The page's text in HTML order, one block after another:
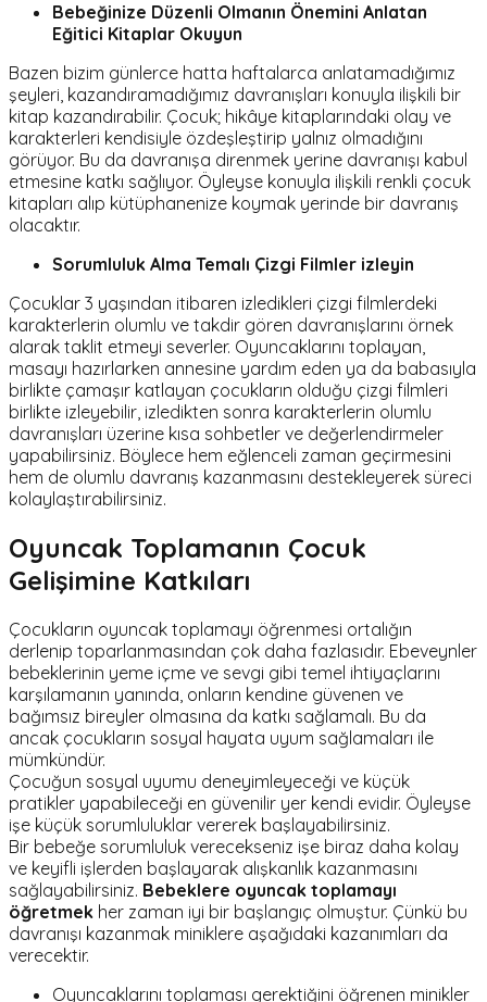
Bebeğinize Düzenli Olmanın Önemini Anlatan
Eğitici Kitaplar Okuyun
Bazen bizim günlerce hatta haftalarca anlatamadığımız
şeyleri, kazandıramadığımız davranışları konuyla ilişkili bir
kitap kazandırabilir. Çocuk; hikâye kitaplarındaki olay ve
karakterleri kendisiyle özdeşleştirip yalnız olmadığını
görüyor. Bu da davranışa direnmek yerine davranışı kabul
etmesine katkı sağlıyor. Öyleyse konuyla ilişkili renkli çocuk
kitapları alıp kütüphanenize koymak yerinde bir davranış
olacaktır.
Sorumluluk Alma Temalı Çizgi Filmler izleyin
Çocuklar 3 yaşından itibaren izledikleri çizgi filmlerdeki
karakterlerin olumlu ve takdir gören davranışlarını örnek
alarak taklit etmeyi severler. Oyuncaklarını toplayan,
masayı hazırlarken annesine yardım eden ya da babasıyla
birlikte çamaşır katlayan çocukların olduğu çizgi filmleri
birlikte izleyebilir, izledikten sonra karakterlerin olumlu
davranışları üzerine kısa sohbetler ve değerlendirmeler
yapabilirsiniz. Böylece hem eğlenceli zaman geçirmesini
hem de olumlu davranış kazanmasını destekleyerek süreci
kolaylaştırabilirsiniz.
Oyuncak Toplamanın Çocuk
Gelişimine Katkıları
Çocukların oyuncak toplamayı öğrenmesi ortalığın
derlenip toparlanmasından çok daha fazlasıdır. Ebeveynler
bebeklerinin yeme içme ve sevgi gibi temel ihtiyaçlarını
karşılamanın yanında, onların kendine güvenen ve
bağımsız bireyler olmasına da katkı sağlamalı. Bu da
ancak çocukların sosyal hayata uyum sağlamaları ile
mümkündür.
Çocuğun sosyal uyumu deneyimleyeceği ve küçük
pratikler yapabileceği en güvenilir yer kendi evidir. Öyleyse
işe küçük sorumluluklar vererek başlayabilirsiniz.
Bir bebeğe sorumluluk verecekseniz işe biraz daha kolay
ve keyifli işlerden başlayarak alışkanlık kazanmasını
sağlayabilirsiniz. Bebeklere oyuncak toplamayı
öğretmek her zaman iyi bir başlangıç olmuştur. Çünkü bu
davranışı kazanmak miniklere aşağıdaki kazanımları da
verecektir.
Oyuncaklarını toplaması gerektiğini öğrenen minikler